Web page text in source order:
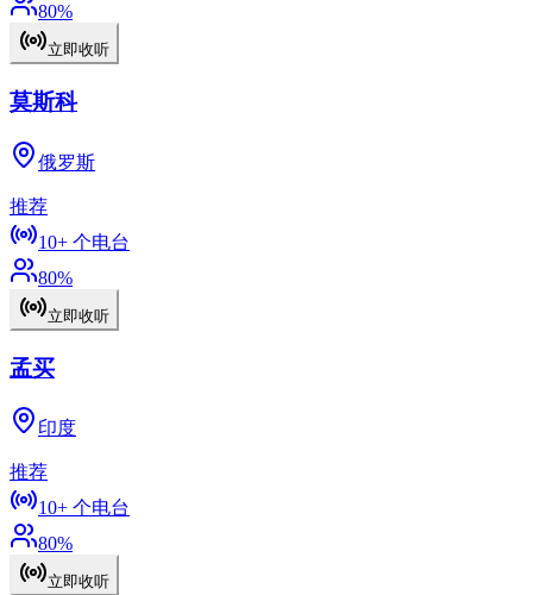
80%
立即收听
莫斯科
俄罗斯
推荐
10+ 个电台
80%
立即收听
孟买
印度
推荐
10+ 个电台
80%
立即收听